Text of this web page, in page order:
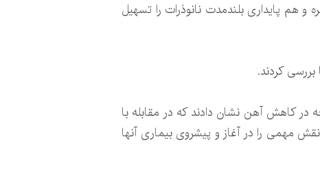
هم پایداری بلندمدت نانوذرات را تسهیل
بررسی کردند.
در کاهش آهن نشان دادند که در مقابله با
نقش مهمی را در آغاز و پیشروی بیماری آنها